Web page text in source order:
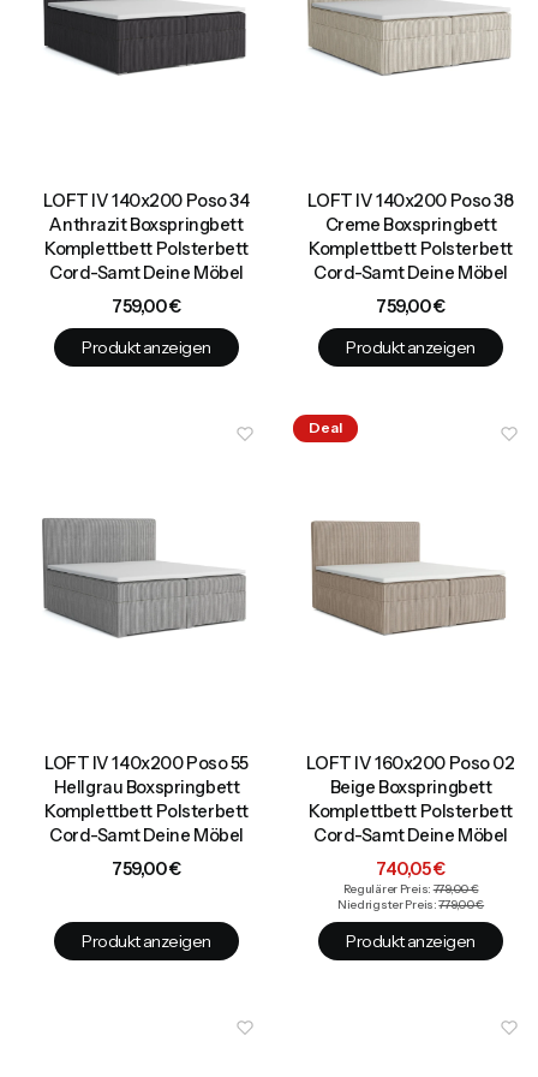
LOFT IV 140x200 Poso 34
Anthrazit Boxspringbett
Komplettbett Polsterbett
Cord-Samt Deine Möbel
Preis
759,00 €
Produkt anzeigen
LOFT IV 140x200 Poso 38
Creme Boxspringbett
Komplettbett Polsterbett
Cord-Samt Deine Möbel
Preis
759,00 €
Produkt anzeigen
LOFT IV 140x200 Poso 55
Hellgrau Boxspringbett
Komplettbett Polsterbett
Cord-Samt Deine Möbel
Preis
759,00 €
Produkt anzeigen
Deal
LOFT IV 160x200 Poso 02
Beige Boxspringbett
Komplettbett Polsterbett
Cord-Samt Deine Möbel
Aktionspreis
740,05 €
Regulärer Preis: 779,00 €
Niedrigster Preis: 779,00 €
Produkt anzeigen